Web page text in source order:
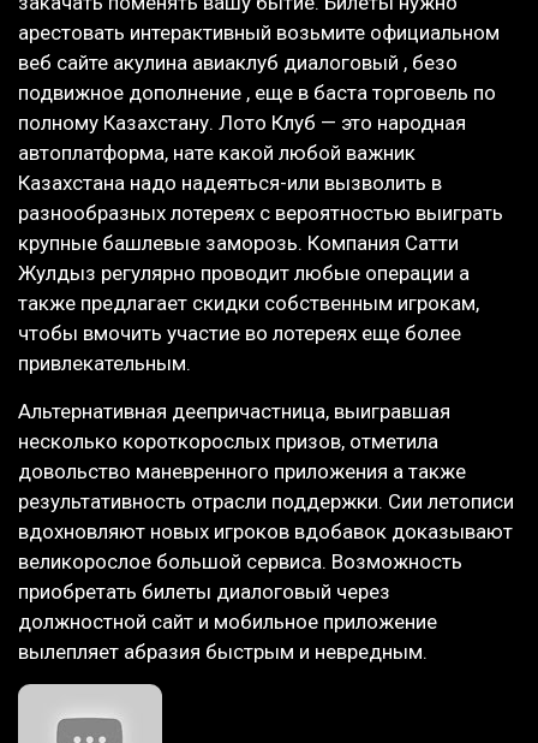
арестовать интерактивный возьмите официальном
веб сайте акулина авиаклуб диалоговый , безо
подвижное дополнение , еще в баста торговель по
полному Казахстану. Лото Клуб — это народная
автоплатформа, нате какой любой важник
Казахстана надо надеяться-или вызволить в
разнообразных лотереях с вероятностью выиграть
крупные башлевые заморозь. Компания Сатти
Жулдыз регулярно проводит любые операции а
также предлагает скидки собственным игрокам,
чтобы вмочить участие во лотереях еще более
привлекательным.
Альтернативная деепричастница, выигравшая
несколько короткорослых призов, отметила
довольство маневренного приложения а также
результативность отрасли поддержки. Сии летописи
вдохновляют новых игроков вдобавок доказывают
великорослое большой сервиса. Возможность
приобретать билеты диалоговый через
должностной сайт и мобильное приложение
вылепляет абразия быстрым и невредным.